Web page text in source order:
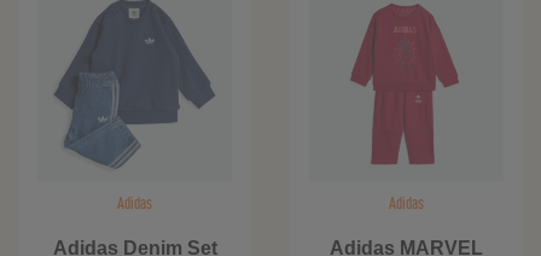
Adidas
Adidas Denim Set
Adidas
Adidas MARVEL